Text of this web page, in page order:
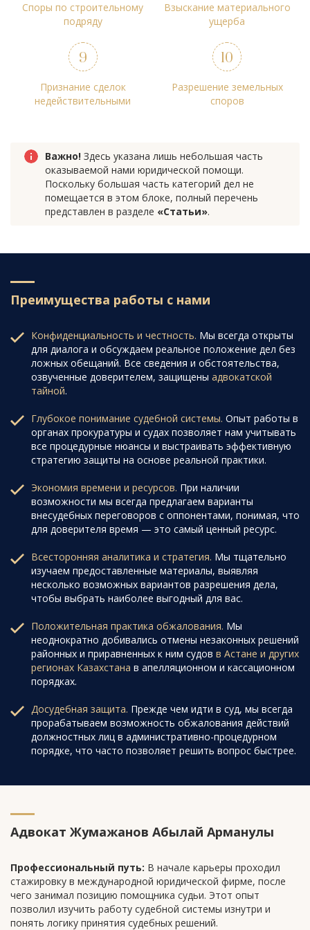
Споры по строительному
подряду
Взыскание материального
ущерба
Признание сделок
недействительными
Разрешение земельных
споров
Важно! Здесь указана лишь небольшая часть
оказываемой нами юридической помощи.
Поскольку большая часть категорий дел не
помещается в этом блоке, полный перечень
представлен в разделе «Статьи».
Преимущества работы с нами
Конфиденциальность и честность. Мы всегда открыты
для диалога и обсуждаем реальное положение дел без
ложных обещаний. Все сведения и обстоятельства,
озвученные доверителем, защищены адвокатской
тайной.
Глубокое понимание судебной системы. Опыт работы в
органах прокуратуры и судах позволяет нам учитывать
все процедурные нюансы и выстраивать эффективную
стратегию защиты на основе реальной практики.
Экономия времени и ресурсов. При наличии
возможности мы всегда предлагаем варианты
внесудебных переговоров с оппонентами, понимая, что
для доверителя время — это самый ценный ресурс.
Всесторонняя аналитика и стратегия. Мы тщательно
изучаем предоставленные материалы, выявляя
несколько возможных вариантов разрешения дела,
чтобы выбрать наиболее выгодный для вас.
Положительная практика обжалования. Мы
неоднократно добивались отмены незаконных решений
районных и приравненных к ним судов в Астане и других
регионах Казахстана в апелляционном и кассационном
порядках.
Досудебная защита. Прежде чем идти в суд, мы всегда
прорабатываем возможность обжалования действий
должностных лиц в административно-процедурном
порядке, что часто позволяет решить вопрос быстрее.
Адвокат Жумажанов Абылай Арманулы
Профессиональный путь: В начале карьеры проходил
стажировку в международной юридической фирме, после
чего занимал позицию помощника судьи. Этот опыт
позволил изучить работу судебной системы изнутри и
понять логику принятия судебных решений.